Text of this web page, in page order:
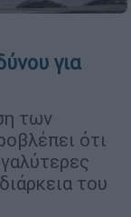
για
των
ότι
του